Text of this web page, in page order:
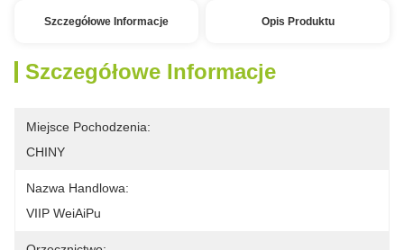
Szczegółowe Informacje Opis Produktu
Szczegółowe Informacje
Miejsce Pochodzenia:
CHINY
Nazwa Handlowa:
VIIP WeiAiPu